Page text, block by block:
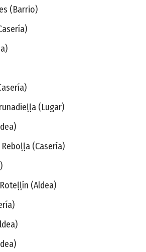
(Barrio)
(Lugar)
(Casería)
(Aldea)